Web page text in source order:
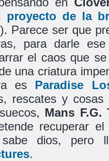
proyecto de la
Parece ser que
para darle
el caos que
una criatura
es Paradise
rescates y
Mans F.G.
recuperar
dios, pero
.